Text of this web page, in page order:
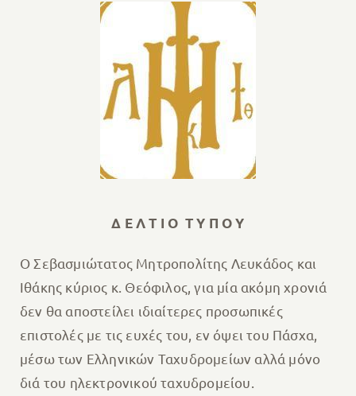
Δ Ε Λ Τ Ι Ο Τ Υ Π Ο Υ
Ο Σεβασμιώτατος Μητροπολίτης Λευκάδος και
Ιθάκης κύριος κ. Θεόφιλος, για μία ακόμη χρονιά
δεν θα αποστείλει ιδιαίτερες προσωπικές
επιστολές με τις ευχές του, εν όψει του Πάσχα,
μέσω των Ελληνικών Ταχυδρομείων αλλά μόνο
διά του ηλεκτρονικού ταχυδρομείου.